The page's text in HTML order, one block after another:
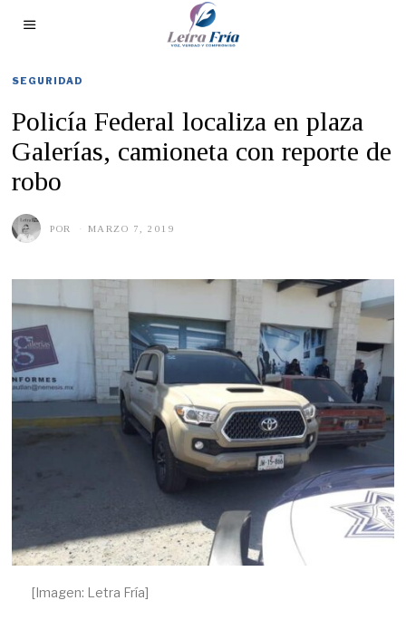
SEGURIDAD
Policía Federal localiza en plaza
Galerías, camioneta con reporte de
robo
POR MARZO 7, 2019
O
,
2
0
[Imagen: Letra Fría]